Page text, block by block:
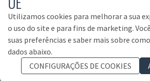
Utilizamos cookies para melhorar a sua
o uso do site e para fins de marketing.
suas preferências e saber mais sobre
dados abaixo.
CONFIGURAÇÕES DE COOKIES